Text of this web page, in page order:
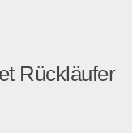
Rückläufer